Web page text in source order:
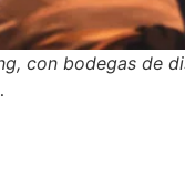
con bodegas de